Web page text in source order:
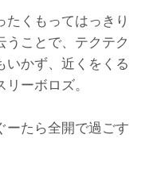
くもってはっきり
うことで、テクテク
いかず、近くをくる
ーボロズ。
ーたら全開で過ごす